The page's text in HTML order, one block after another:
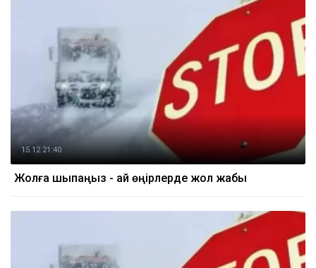
15.12 21:40
Жолға шықпаңыз - қай өңірлерде жол жабық